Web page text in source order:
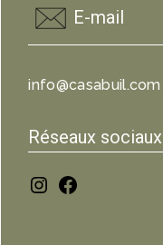
E-mail
info@casabuil.com
Réseaux sociaux
Instagram